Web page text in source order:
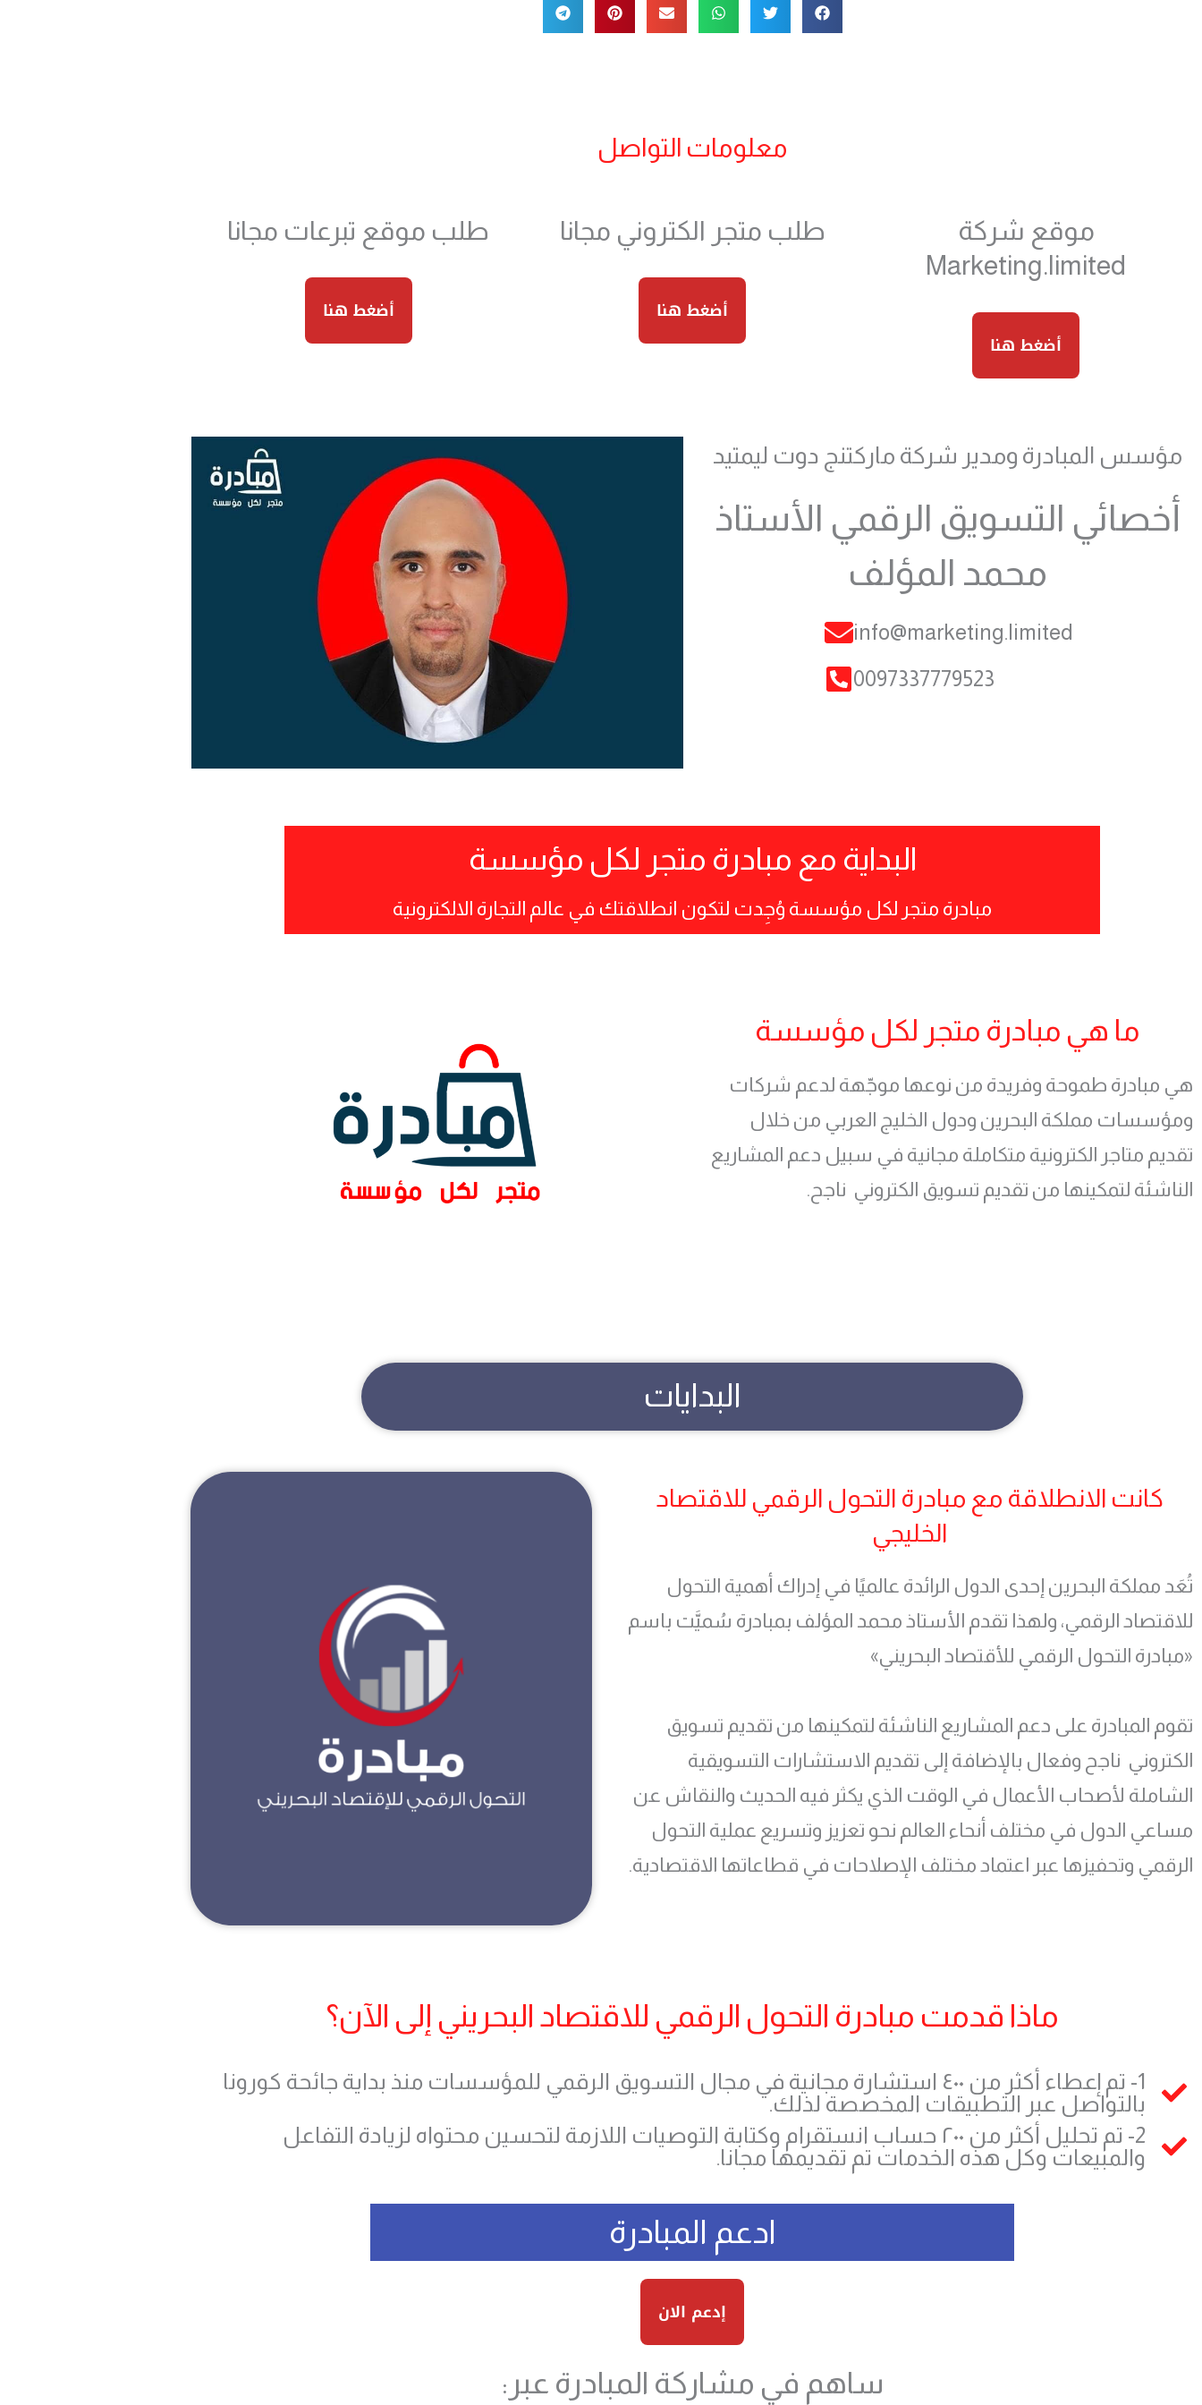
معلومات التواصل
موقع شركة
Marketing.limited
أضغط هنا
طلب متجر الكتروني مجانا
أضغط هنا
طلب موقع تبرعات مجانا
أضغط هنا
مؤسس المبادرة ومدير شركة ماركتنج دوت ليمتيد
أخصائي التسويق الرقمي الأستاذ
محمد المؤلف
info@marketing.limited
0097337779523
البداية مع مبادرة متجر لكل مؤسسة
مبادرة متجر لكل مؤسسة وُجِدت لتكون انطلاقتك في عالم التجارة الالكترونية
ما هي مبادرة متجر لكل مؤسسة
هي مبادرة طموحة وفريدة من نوعها موجّهة لدعم شركات
ومؤسسات مملكة البحرين ودول الخليج العربي من خلال
تقديم متاجر الكترونية متكاملة مجانية في سبيل دعم المشاريع
الناشئة لتمكينها من تقديم تسويق الكتروني ناجح.
البدايات
كانت الانطلاقة مع مبادرة التحول الرقمي للاقتصاد
الخليجي
تُعَد مملكة البحرين إحدى الدول الرائدة عالميًا في إدراك أهمية التحول
للاقتصاد الرقمي، ولهذا تقدم الأستاذ محمد المؤلف بمبادرة سُميَّت باسم
«مبادرة التحول الرقمي للأقتصاد البحريني»
تقوم المبادرة على دعم المشاريع الناشئة لتمكينها من تقديم تسويق
الكتروني ناجح وفعال بالإضافة إلى تقديم الاستشارات التسويقية
الشاملة لأصحاب الأعمال في الوقت الذي يكثر فيه الحديث والنقاش عن
مساعي الدول في مختلف أنحاء العالم نحو تعزيز وتسريع عملية التحول
الرقمي وتحفيزها عبر اعتماد مختلف الإصلاحات في قطاعاتها الاقتصادية.
ماذا قدمت مبادرة التحول الرقمي للاقتصاد البحريني إلى الآن؟
1- تم إعطاء أكثر من ٤٠٠ استشارة مجانية في مجال التسويق الرقمي للمؤسسات منذ بداية جائحة كورونا
بالتواصل عبر التطبيقات المخصصة لذلك.
2- تم تحليل أكثر من ٢٠٠ حساب انستقرام وكتابة التوصيات اللازمة لتحسين محتواه لزيادة التفاعل
والمبيعات وكل هذه الخدمات تم تقديمها مجانا.
ادعم المبادرة
إدعم الان
ساهم في مشاركة المبادرة عبر: